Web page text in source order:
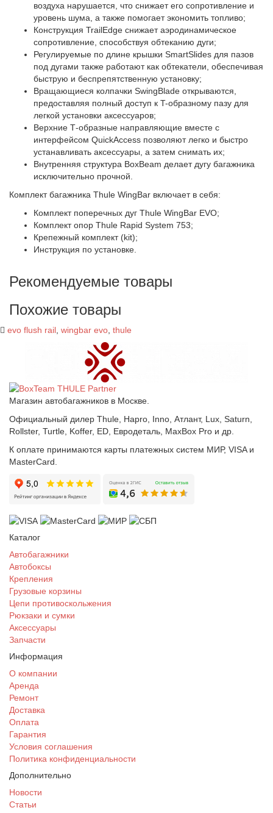
воздуха нарушается, что снижает его сопротивление и
уровень шума, а также помогает экономить топливо;
Конструкция TrailEdge снижает аэродинамическое
сопротивление, способствуя обтеканию дуги;
Регулируемые по длине крышки SmartSlides для пазов
под дугами также работают как обтекатели, обеспечивая
быструю и беспрепятственную установку;
Вращающиеся колпачки SwingBlade открываются,
предоставляя полный доступ к T-образному пазу для
легкой установки аксессуаров;
Верхние Т-образные направляющие вместе с
интерфейсом QuickAccess позволяют легко и быстро
устанавливать аксессуары, а затем снимать их;
Внутренняя структура BoxBeam делает дугу багажника
исключительно прочной.
Комплект багажника Thule WingBar включает в себя:
Комплект поперечных дуг Thule WingBar EVO;
Комплект опор Thule Rapid System 753;
Крепежный комплект (kit);
Инструкция по установке.
Рекомендуемые товары
Похожие товары
evo flush rail, wingbar evo, thule
Магазин автобагажников в Москве.
Официальный дилер Thule, Hapro, Inno, Атлант, Lux, Saturn,
Rollster, Turtle, Koffer, ED, Евродеталь, MaxBox Pro и др.
К оплате принимаются карты платежных систем МИР, VISA и
MasterCard.
Каталог
Автобагажники
Автобоксы
Крепления
Грузовые корзины
Цепи противоскольжения
Рюкзаки и сумки
Аксессуары
Запчасти
Информация
О компании
Аренда
Ремонт
Доставка
Оплата
Гарантия
Условия соглашения
Политика конфиденциальности
Дополнительно
Новости
Статьи